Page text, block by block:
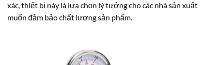
xác, thiết bị này là lựa chọn lý tưởng cho các nhà sản xuất
muốn đảm bảo chất lượng sản phẩm.